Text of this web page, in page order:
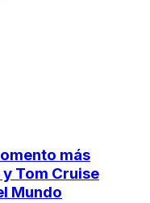
más
Tom Cruise
Mundo